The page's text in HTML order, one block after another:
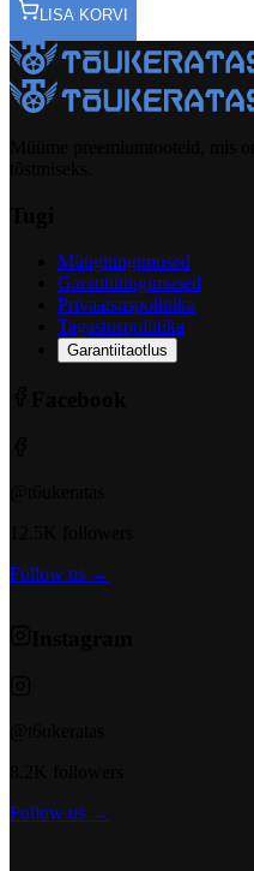
LISA KORVI
Müügitingimused
Garantiitingimused
Privaatsuspoliitika
Tagastuspoliitika
Garantiitaotlus
Follow us →
Follow us →